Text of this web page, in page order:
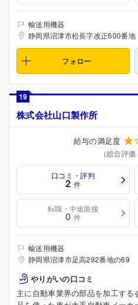
輸送用機器
静岡県沼津市松長字改正600番地
フォロー
19
株式会社山口製作所
給与の満足度
（総合評
口コミ・評判
2 件
転職・中途面接
0 件
輸送用機器
静岡県沼津市足高292番地の69
やりがいの口コミ
主に自動車業界の部品を加工す